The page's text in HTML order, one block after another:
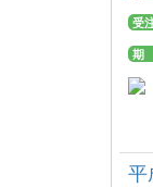
受
期
平